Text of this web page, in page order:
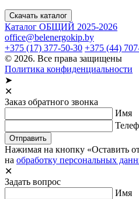
Скачать каталог
Каталог ОБЩИЙ 2025-2026
office@belenergokip.by
+375 (17) 377-50-30 +375 (44)
© 2026. Все права защищены
Политика конфиденциальности
➤
✕
Заказ обратного звонка
Имя
Отправить
Нажимая на кнопку «Оставить
на обработку персональных
✕
Задать вопрос
Имя